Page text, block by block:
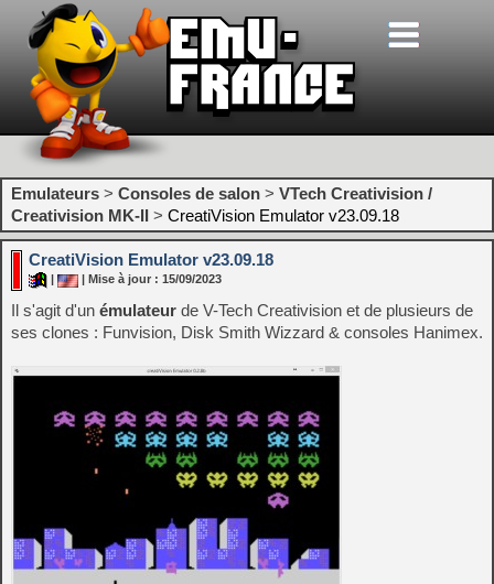
Emulateurs > Consoles de salon > VTech Creativision /
Creativision MK-II > CreatiVision Emulator v23.09.18
CreatiVision Emulator v23.09.18
| Mise à jour : 15/09/2023
Il s'agit d'un émulateur de V-Tech Creativision et de plusieurs de
ses clones : Funvision, Disk Smith Wizzard & consoles Hanimex.